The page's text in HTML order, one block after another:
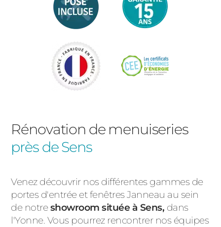
Rénovation de menuiseries
près de Sens
Venez découvrir nos différentes gammes de
portes d'entrée et fenêtres Janneau au sein
de notreshowroom située à Sens, dans
l'Yonne. Vous pourrez rencontrer nos équipes